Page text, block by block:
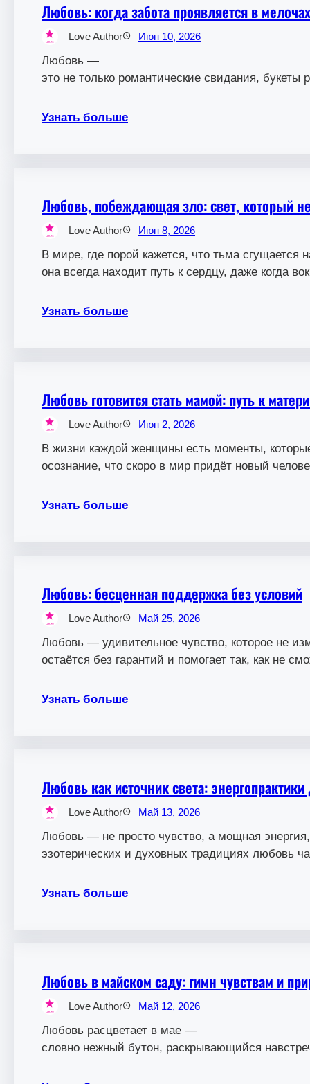
Любовь: когда забота проявляется в мелочах
Love Author Июн 10, 2026
Любовь —
это не только романтические свидания,
Узнать больше
Любовь, побеждающая зло: свет, который не
Love Author Июн 8, 2026
В мире, где порой кажется, что тьма
она всегда находит путь к сердцу, даже когда
Узнать больше
Любовь готовится стать мамой: путь к
Love Author Июн 2, 2026
В жизни каждой женщины есть моменты,
осознание, что скоро в мир придёт новый
Узнать больше
Любовь: бесценная поддержка без условий
Love Author Май 25, 2026
Любовь — удивительное чувство, которое не
остаётся без гарантий и помогает так, как не
Узнать больше
Любовь как источник света:
Love Author Май 13, 2026
Любовь — не просто чувство, а мощная
эзотерических и духовных традициях любовь
Узнать больше
Любовь в майском саду: гимн чувствам и
Love Author Май 12, 2026
Любовь расцветает в мае —
словно нежный бутон, раскрывающийся